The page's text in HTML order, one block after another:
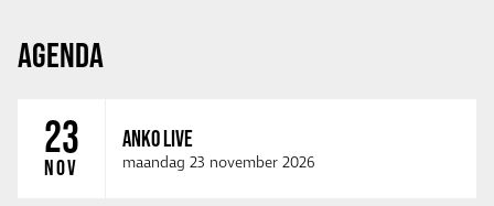
AGENDA
23
NOV
ANKO LIVE
maandag 23 november 2026